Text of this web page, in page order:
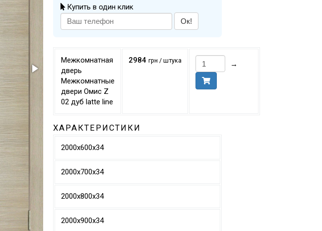
Купить в один клик
Ок!
Межкомнатная
дверь
Межкомнатные
двери Омис Z
02 дуб latte line
2984 грн / штука →
ХАРАКТЕРИСТИКИ
2000х600х34
2000х700х34
2000х800х34
2000х900х34